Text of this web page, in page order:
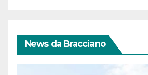
News da Bracciano